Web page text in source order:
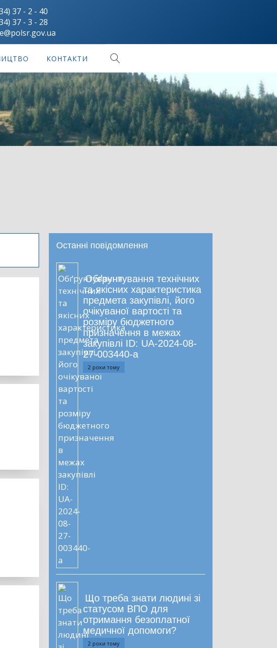
37 - 2 - 40
37 - 3 - 28
КОНТАКТИ
Останні повідомлення
Обґрунтування технічних
та якісних характеристика
предмета закупівлі, його
очікуваної вартості та
розміру бюджетного
призначення в межах
закупівлі ID: UA-2024-08-
27-003440-a
2 роки тому
Що треба знати людині зі
статусом ВПО для
отримання безоплатної
медичної допомоги?
2 роки тому